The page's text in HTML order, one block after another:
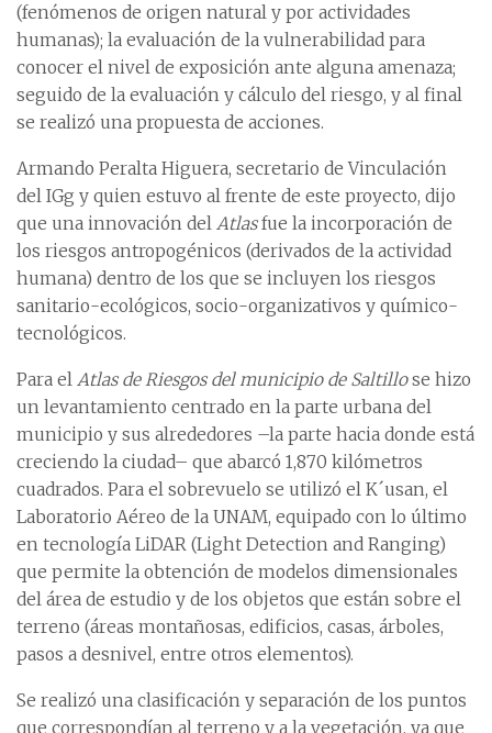
(fenómenos de origen natural y por actividades
humanas); la evaluación de la vulnerabilidad para
conocer el nivel de exposición ante alguna amenaza;
seguido de la evaluación y cálculo del riesgo, y al final
se realizó una propuesta de acciones.
Armando Peralta Higuera, secretario de Vinculación
del IGg y quien estuvo al frente de este proyecto, dijo
que una innovación del Atlasfue la incorporación de
los riesgos antropogénicos (derivados de la actividad
humana) dentro de los que se incluyen los riesgos
sanitario-ecológicos, socio-organizativos y químico-
tecnológicos.
Para el Atlas de Riesgos del municipio de Saltillose hizo
un levantamiento centrado en la parte urbana del
municipio y sus alrededores –la parte hacia donde está
creciendo la ciudad– que abarcó 1,870 kilómetros
cuadrados. Para el sobrevuelo se utilizó el K´usan, el
Laboratorio Aéreo de la UNAM, equipado con lo último
en tecnología LiDAR (Light Detection and Ranging)
que permite la obtención de modelos dimensionales
del área de estudio y de los objetos que están sobre el
terreno (áreas montañosas, edificios, casas, árboles,
pasos a desnivel, entre otros elementos).
Se realizó una clasificación y separación de los puntos
que correspondían al terreno y a la vegetación, ya que